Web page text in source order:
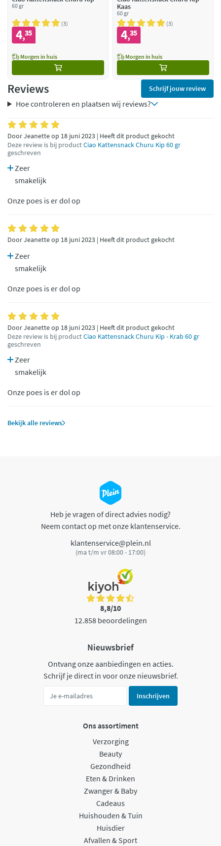
60 gr
3
4,35
Morgen in huis
Kaas
60 gr
3
4,35
Morgen in huis
Reviews Schrijf jouw review
Hoe controleren en plaatsen wij reviews?
Door Jeanette op 18 juni 2023 | Heeft dit product gekocht
Deze review is bij productCiao Kattensnack Churu Kip 60 gr
geschreven
Zeer
smakelijk
Onze poes is er dol op
Door Jeanette op 18 juni 2023 | Heeft dit product gekocht
Zeer
smakelijk
Onze poes is er dol op
Door Jeanette op 18 juni 2023 | Heeft dit product gekocht
Deze review is bij productCiao Kattensnack Churu Kip - Krab 60 gr
geschreven
Zeer
smakelijk
Onze poes is er dol op
Bekijk alle reviews
Heb je vragen of direct advies nodig?
Neem contact op met onze klantenservice.
klantenservice@plein.nl
(ma t/m vr 08:00 - 17:00)
8,8/10
12.858 beoordelingen
Nieuwsbrief
Ontvang onze aanbiedingen en acties.
Schrijf je direct in voor onze nieuwsbrief.
Inschrijven
Ons assortiment
Verzorging
Beauty
Gezondheid
Eten & Drinken
Zwanger & Baby
Cadeaus
Huishouden & Tuin
Huisdier
Afvallen & Sport